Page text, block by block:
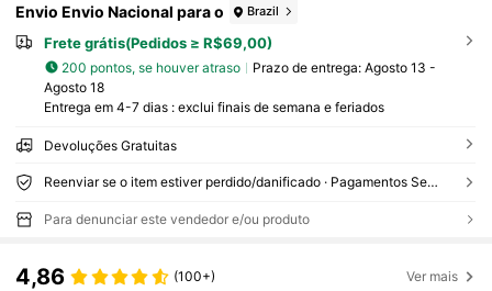
Envio Envio Nacional para o Brazil
Frete grátis(Pedidos ≥ R$69,00)
200 pontos, se houver atraso Prazo de entrega: Agosto 13 -
Agosto 18
Entrega em 4-7 dias : exclui finais de semana e feriados
Devoluções Gratuitas
Reenviar se o item estiver perdido/danificado · Pagamentos Seguros · Proteção de privacidade
Para denunciar este vendedor e/ou produto
4,86 (100+) Ver mais